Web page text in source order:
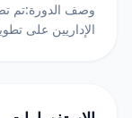
وصف الدورة:تم
الإداريين على